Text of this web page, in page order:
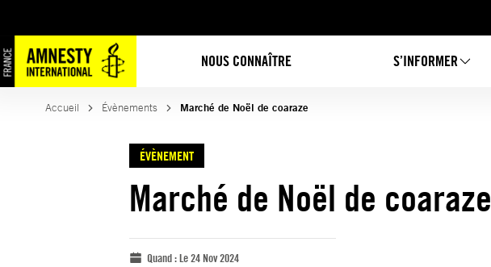
NOUS CONNAÎTRE S’INFORMER
Accueil Évènements Marché de Noël de coaraze
ÉVÈNEMENT
Marché de Noël de coaraze
Quand :Le 24 Nov 2024